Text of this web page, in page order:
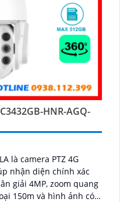
HNR-AGQ-
là camera PTZ 4G
nhận diện chính xác
150m và hình ảnh có